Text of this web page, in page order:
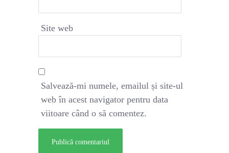
Site web
Salvează-mi numele, emailul și site-ul
web în acest navigator pentru data
viitoare când o să comentez.